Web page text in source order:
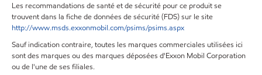
Les recommandations de santé et de sécurité pour ce produit se
trouvent dans la fiche de données de sécurité (FDS) sur le site
http://www.msds.exxonmobil.com/psims/psims.aspx
Sauf indication contraire, toutes les marques commerciales utilisées ici
sont des marques ou des marques déposées d'Exxon Mobil Corporation
ou de l'une de ses filiales.